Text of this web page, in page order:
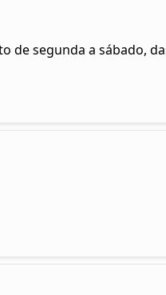
de segunda a sábado,